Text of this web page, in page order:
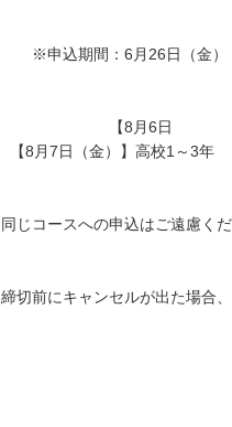
（金）
1～3年
くだ
合、